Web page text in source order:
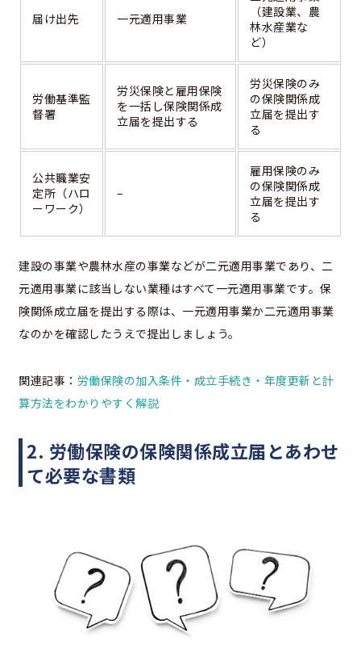
届け出先 一元適用事業
（建設業、農
林水産業な
ど）
労働基準監
督署
労災保険と雇用保険
を一括し保険関係成
立届を提出する
労災保険のみ
の保険関係成
立届を提出す
る
公共職業安
定所（ハロ
ーワーク）
–
雇用保険のみ
の保険関係成
立届を提出す
る
建設の事業や農林水産の事業などが二元適用事業であり、二
元適用事業に該当しない業種はすべて一元適用事業です。保
険関係成立届を提出する際は、一元適用事業か二元適用事業
なのかを確認したうえで提出しましょう。
関連記事： 労働保険の加入条件・成立手続き・年度更新と計
算方法をわかりやすく解説
2. 労働保険の保険関係成立届とあわせ
て必要な書類